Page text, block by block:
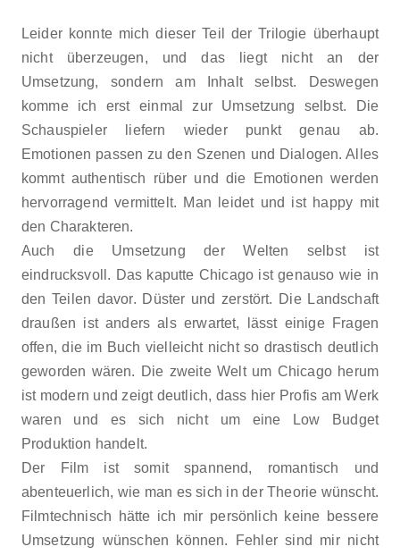
Leider konnte mich dieser Teil der Trilogie überhaupt
nicht überzeugen, und das liegt nicht an der
Umsetzung, sondern am Inhalt selbst. Deswegen
komme ich erst einmal zur Umsetzung selbst. Die
Schauspieler liefern wieder punkt genau ab.
Emotionen passen zu den Szenen und Dialogen. Alles
kommt authentisch rüber und die Emotionen werden
hervorragend vermittelt. Man leidet und ist happy mit
den Charakteren.
Auch die Umsetzung der Welten selbst ist
eindrucksvoll. Das kaputte Chicago ist genauso wie in
den Teilen davor. Düster und zerstört. Die Landschaft
draußen ist anders als erwartet, lässt einige Fragen
offen, die im Buch vielleicht nicht so drastisch deutlich
geworden wären. Die zweite Welt um Chicago herum
ist modern und zeigt deutlich, dass hier Profis am Werk
waren und es sich nicht um eine Low Budget
Produktion handelt.
Der Film ist somit spannend, romantisch und
abenteuerlich, wie man es sich in der Theorie wünscht.
Filmtechnisch hätte ich mir persönlich keine bessere
Umsetzung wünschen können. Fehler sind mir nicht